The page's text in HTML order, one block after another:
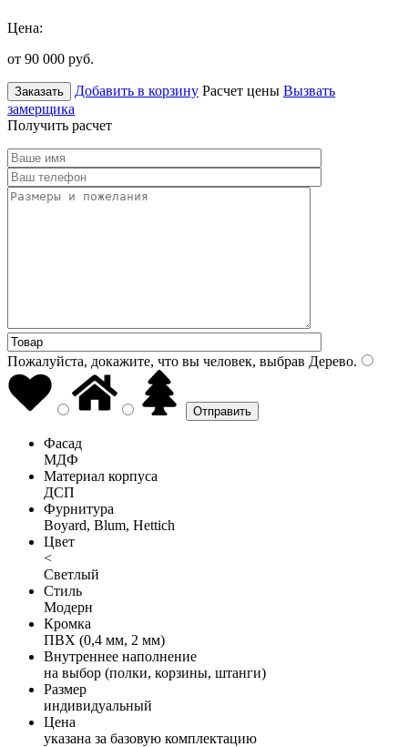
Цена:
от 90 000 руб.
Заказать Добавить в корзину Расчет цены Вызвать
замерщика
Получить расчет
Пожалуйста, докажите, что вы человек, выбрав Дерево.
Фасад
МДФ
Материал корпуса
ДСП
Фурнитура
Boyard, Blum, Hettich
Цвет
<
Светлый
Стиль
Модерн
Кромка
ПВХ (0,4 мм, 2 мм)
Внутреннее наполнение
на выбор (полки, корзины, штанги)
Размер
индивидуальный
Цена
указана за базовую комплектацию